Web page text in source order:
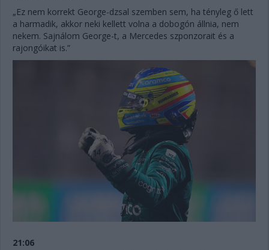
„Ez nem korrekt George-dzsal szemben sem, ha tényleg ő lett
a harmadik, akkor neki kellett volna a dobogón állnia, nem
nekem. Sajnálom George-t, a Mercedes szponzorait és a
rajongóikat is.”
21:06